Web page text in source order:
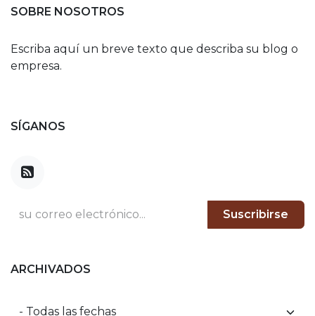
SOBRE NOSOTROS
Escriba aquí un breve texto que describa su blog o
empresa.
SÍGANOS
Suscribirse
ARCHIVADOS